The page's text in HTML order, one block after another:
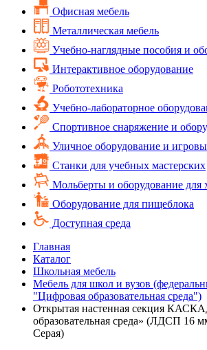
Офисная мебель
Металлическая мебель
Учебно-наглядные пособия и
Интерактивное оборудование
Робототехника
Учебно-лабораторное
Спортивное снаряжение и
Уличное оборудование и
Cтанки для учебных мастерских
Мольберты и оборудование для
Оборудование для пищеблока
Доступная среда
Главная
Каталог
Школьная мебель
Мебель для школ и вузов
"Цифровая образовательная среда")
Открытая настенная секция
образовательная среда» (ЛДСП 16
Серая)